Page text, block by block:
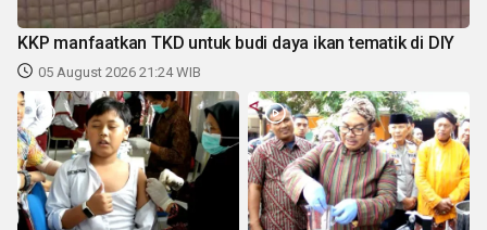
KKP manfaatkan TKD untuk budi daya ikan tematik di DIY
05 August 2026 21:24 WIB